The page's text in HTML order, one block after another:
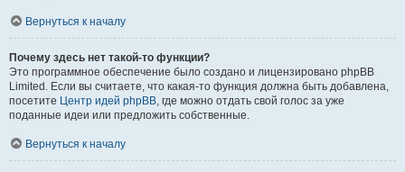
Вернуться к началу
Почему здесь нет такой-то функции?
Это программное обеспечение было создано и лицензировано phpBB
Limited. Если вы считаете, что какая-то функция должна быть добавлена,
посетите Центр идей phpBB , где можно отдать свой голос за уже
поданные идеи или предложить собственные.
Вернуться к началу